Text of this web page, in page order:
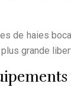
de haies
grande